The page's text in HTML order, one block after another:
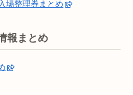
場整理券まとめ
報まとめ